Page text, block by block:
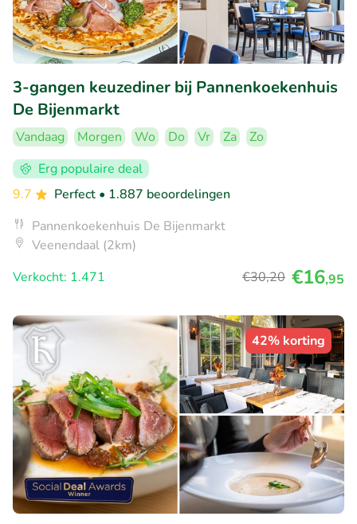
3-gangen keuzediner bij Pannenkoekenhuis
De Bijenmarkt
Vandaag Morgen Wo Do Vr Za
Zo
Erg populaire deal
9.7
Perfect • 1.887 beoordelingen
Pannenkoekenhuis De Bijenmarkt
Veenendaal (2km)
Verkocht: 1.471
€30,20 €16,95
42% korting